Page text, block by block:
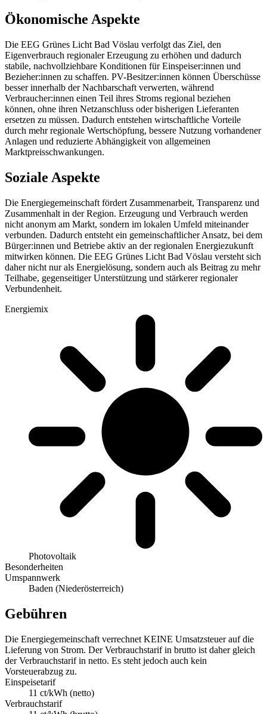
Ökonomische Aspekte
Die EEG Grünes Licht Bad Vöslau verfolgt das Ziel, den
Eigenverbrauch regionaler Erzeugung zu erhöhen und dadurch
stabile, nachvollziehbare Konditionen für Einspeiser:innen und
Bezieher:innen zu schaffen. PV-Besitzer:innen können Überschüsse
besser innerhalb der Nachbarschaft verwerten, während
Verbraucher:innen einen Teil ihres Stroms regional beziehen
können, ohne ihren Netzanschluss oder bisherigen Lieferanten
ersetzen zu müssen. Dadurch entstehen wirtschaftliche Vorteile
durch mehr regionale Wertschöpfung, bessere Nutzung vorhandener
Anlagen und reduzierte Abhängigkeit von allgemeinen
Marktpreisschwankungen.
Soziale Aspekte
Die Energiegemeinschaft fördert Zusammenarbeit, Transparenz und
Zusammenhalt in der Region. Erzeugung und Verbrauch werden
nicht anonym am Markt, sondern im lokalen Umfeld miteinander
verbunden. Dadurch entsteht ein gemeinschaftlicher Ansatz, bei dem
Bürger:innen und Betriebe aktiv an der regionalen Energiezukunft
mitwirken können. Die EEG Grünes Licht Bad Vöslau versteht sich
daher nicht nur als Energielösung, sondern auch als Beitrag zu mehr
Teilhabe, gegenseitiger Unterstützung und stärkerer regionaler
Verbundenheit.
Energiemix
Photovoltaik
Besonderheiten
Umspannwerk
Baden (Niederösterreich)
Gebühren
Die Energiegemeinschaft verrechnet KEINE Umsatzsteuer auf die
Lieferung von Strom. Der Verbrauchstarif in brutto ist daher gleich
der Verbrauchstarif in netto. Es steht jedoch auch kein
Vorsteuerabzug zu.
Einspeisetarif
11 ct/kWh (netto)
Verbrauchstarif